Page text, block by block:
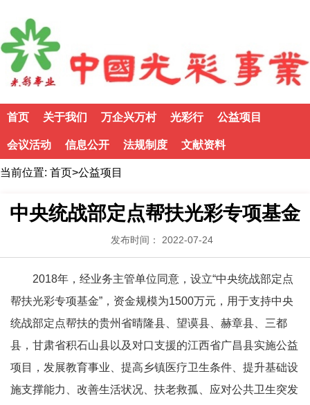
首页 关于我们 万企兴万村 光彩行 公益项目
会议活动 信息公开 法规制度 文献资料
当前位置: 首页>公益项目
中央统战部定点帮扶光彩专项基金
发布时间： 2022-07-24
2018年，经业务主管单位同意，设立“中央统战部定点
帮扶光彩专项基金”，资金规模为1500万元，用于支持中央
统战部定点帮扶的贵州省晴隆县、望谟县、赫章县、三都
县，甘肃省积石山县以及对口支援的江西省广昌县实施公益
项目，发展教育事业、提高乡镇医疗卫生条件、提升基础设
施支撑能力、改善生活状况、扶老救孤、应对公共卫生突发